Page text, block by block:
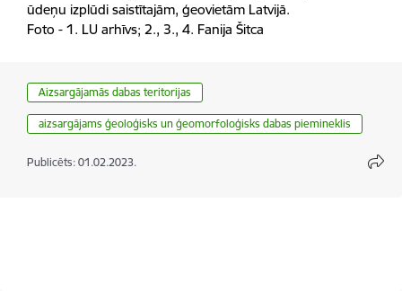
ūdeņu izplūdi saistītajām, ģeovietām Latvijā.
Foto - 1. LU arhīvs; 2., 3., 4. Fanija Šitca
Aizsargājamās dabas teritorijas
aizsargājams ģeoloģisks un ģeomorfoloģisks dabas piemineklis
Publicēts: 01.02.2023.